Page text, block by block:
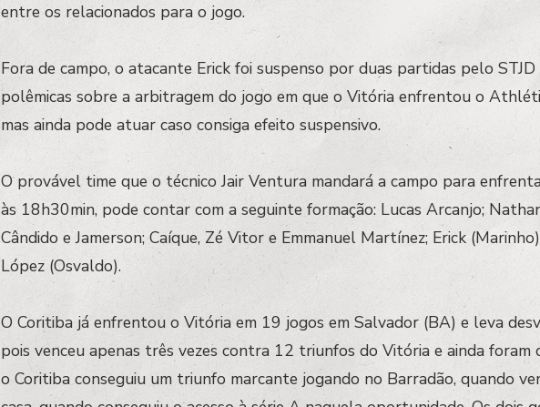
entre os relacionados para o jogo.
Fora de campo, o atacante Erick foi suspenso por duas partidas pelo
polêmicas sobre a arbitragem do jogo em que o Vitória enfrentou o
mas ainda pode atuar caso consiga efeito suspensivo.
O provável time que o técnico Jair Ventura mandará a campo para
às 18h30min, pode contar com a seguinte formação: Lucas Arcanjo;
Cândido e Jamerson; Caíque, Zé Vitor e Emmanuel Martínez; Erick
López (Osvaldo).
O Coritiba já enfrentou o Vitória em 19 jogos em Salvador (BA) e leva
pois venceu apenas três vezes contra 12 triunfos do Vitória e ainda foram
o Coritiba conseguiu um triunfo marcante jogando no Barradão, quando